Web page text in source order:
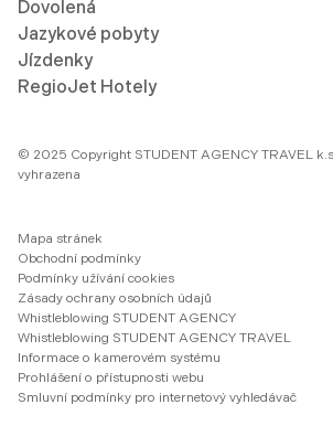
Dovolená
Jazykové pobyty
Jízdenky
RegioJet Hotely
© 2025 Copyright STUDENT AGENCY TRAVEL
vyhrazena
Mapa stránek
Obchodní podmínky
Podmínky užívání cookies
Zásady ochrany osobních údajů
Whistleblowing STUDENT AGENCY
Whistleblowing STUDENT AGENCY TRAVEL
Informace o kamerovém systému
Prohlášení o přístupnosti webu
Smluvní podmínky pro internetový vyhledávač